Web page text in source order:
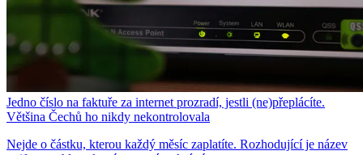
Jedno číslo na faktuře za internet prozradí, jestli (ne)přeplácíte.
Většina Čechů ho nikdy nekontrolovala
Nejde o částku, kterou každý měsíc zaplatíte. Rozhodující je název